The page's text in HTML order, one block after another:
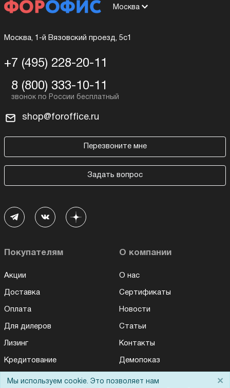
Москва
Москва, 1-й Вязовский проезд, 5с1
+7 (495) 228-20-11
8 (800) 333-10-11
shop@foroffice.ru
Перезвоните мне
Задать вопрос
Покупателям
Акции
Доставка
Оплата
Для дилеров
Лизинг
Кредитование
Госучреждениям
О компании
О нас
Сертификаты
Новости
Статьи
Контакты
Демопоказ
Мы используем cookie. Это позволяет нам
×